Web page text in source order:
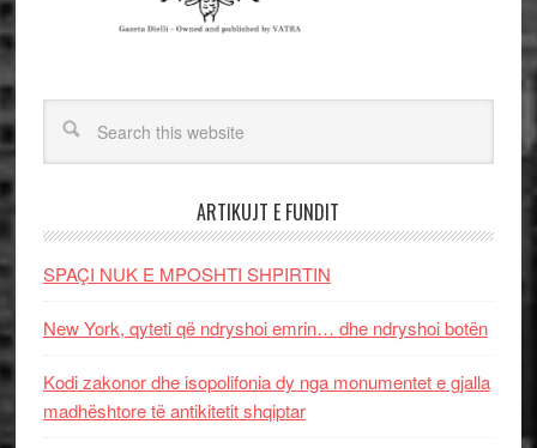
ARTIKUJT E FUNDIT
SPAÇI NUK E MPOSHTI SHPIRTIN
New York, qyteti që ndryshoi emrin… dhe ndryshoi botën
Kodi zakonor dhe isopolifonia dy nga monumentet e gjalla
madhështore të antikitetit shqiptar